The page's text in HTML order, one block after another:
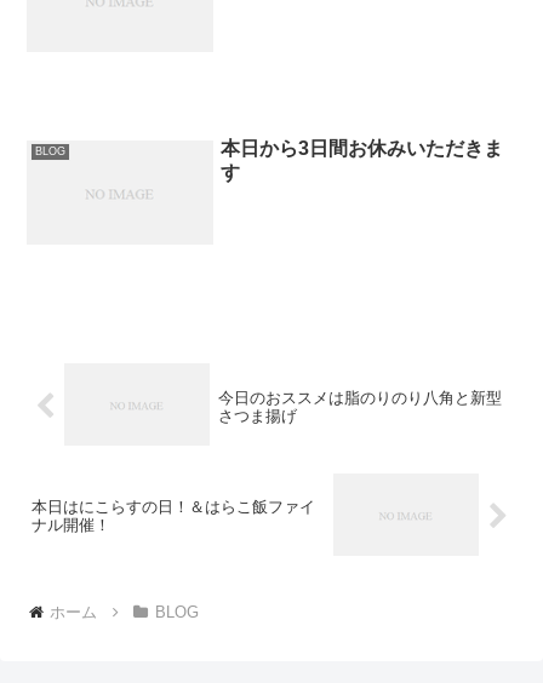
BLOG
本日から3日間お休みいただきま
す
今日のおススメは脂のりのり八角と新型
さつま揚げ
本日はにこらすの日！＆はらこ飯ファイ
ナル開催！
ホーム BLOG